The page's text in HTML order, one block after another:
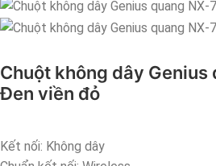
Chuột không dây
Đen viền đỏ
Kết nối: Không dây